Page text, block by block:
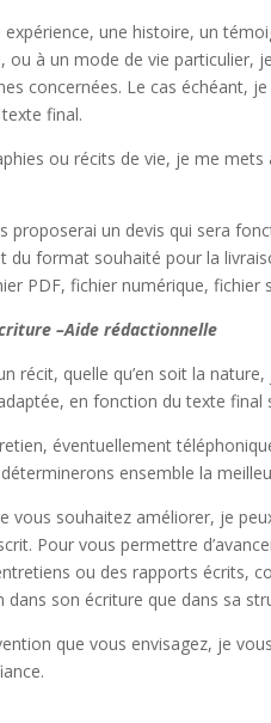
une histoire, un
à un mode de vie particulier,
concernées. Le cas échéant,
final.
ou récits de vie, je me
un devis qui sera
du format souhaité pour la
PDF, fichier numérique, fichier
–Aide rédactionnelle
récit, quelle qu’en soit la
en fonction du texte final
éventuellement
ensemble la
vous souhaitez améliorer, je
Pour vous permettre
ou des rapports écrits,
son écriture que dans sa
que vous envisagez, je